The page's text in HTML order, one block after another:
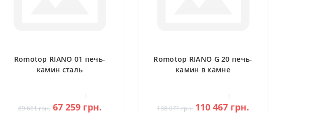
Romotop RIANO 01 печь-
камин сталь
89 661 грн. 67 259 грн.
Romotop RIANO G 20 печь-
камин в камне
138 071 грн. 110 467 грн.